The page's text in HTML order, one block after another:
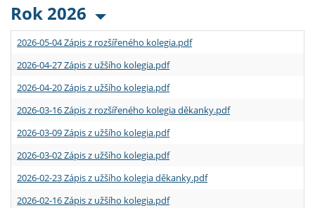
Rok 2026
2026-05-04 Zápis z rozšířeného kolegia.pdf
2026-04-27 Zápis z užšího kolegia.pdf
2026-04-20 Zápis z užšího kolegia.pdf
2026-03-16 Zápis z rozšířeného kolegia děkanky.pdf
2026-03-09 Zápis z užšího kolegia.pdf
2026-03-02 Zápis z užšího kolegia.pdf
2026-02-23 Zápis z užšího kolegia děkanky.pdf
2026-02-16 Zápis z užšího kolegia.pdf